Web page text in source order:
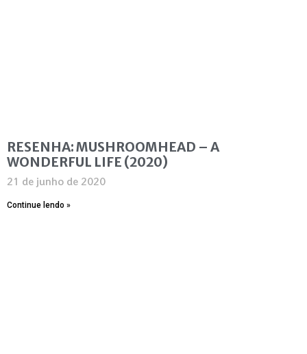
RESENHA: MUSHROOMHEAD – A
WONDERFUL LIFE (2020)
21 de junho de 2020
Continue lendo »